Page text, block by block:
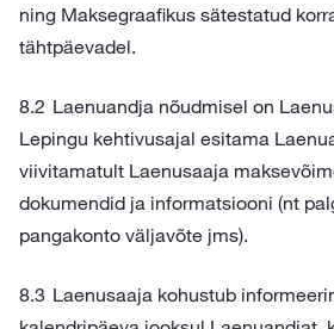
ning Maksegraafikus sätestatud
tähtpäevadel.
Laenuandja nõudmisel on
Lepingu kehtivusajal esitama
viivitamatult Laenusaaja
dokumendid ja informatsiooni (nt
pangakonto väljavõte jms).
Laenusaaja kohustub